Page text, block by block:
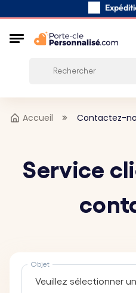
Avis des
Frais de port
Accueil Contactez-
Service
Objet